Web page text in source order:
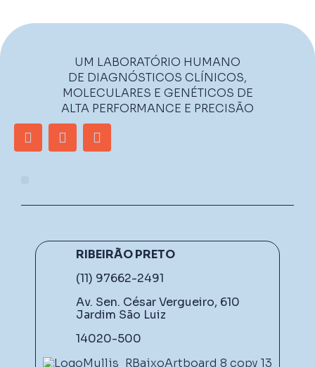
UM LABORATÓRIO HUMANO
DE DIAGNÓSTICOS CLÍNICOS,
MOLECULARES E GENÉTICOS DE
ALTA PERFORMANCE E PRECISÃO
RIBEIRÃO PRETO
(11) 97662-2491
Av. Sen. César Vergueiro, 610
Jardim São Luiz
14020-500